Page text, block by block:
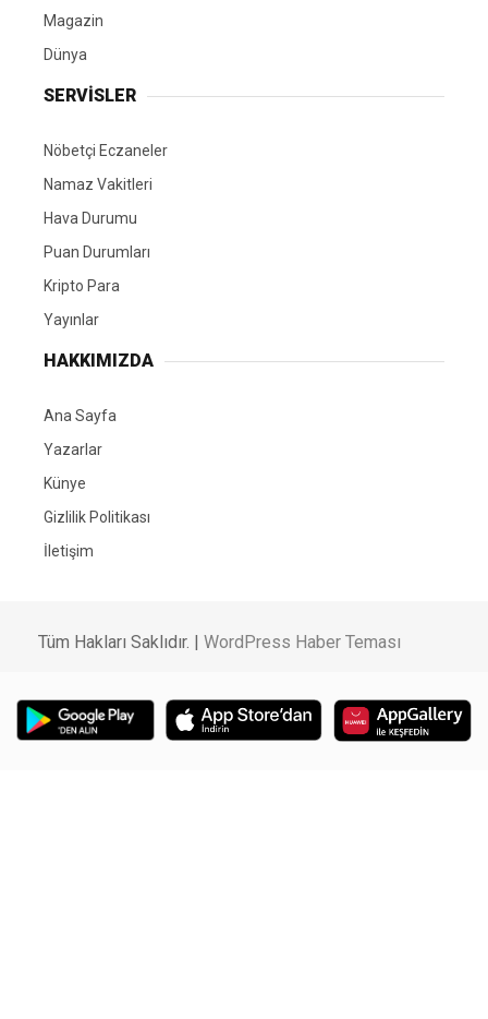
Magazin
Dünya
SERVİSLER
Nöbetçi Eczaneler
Namaz Vakitleri
Hava Durumu
Puan Durumları
Kripto Para
Yayınlar
HAKKIMIZDA
Ana Sayfa
Yazarlar
Künye
Gizlilik Politikası
İletişim
Tüm Hakları Saklıdır. | WordPress Haber Teması